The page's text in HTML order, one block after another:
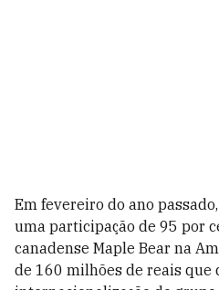
Em fevereiro do ano
uma participação de 95 por
canadense Maple Bear na
de 160 milhões de reais que